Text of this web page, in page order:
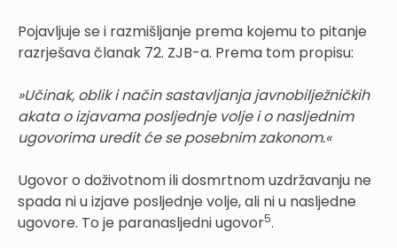
Pojavljuje se i razmišljanje prema kojemu to pitanje
razrješava članak 72. ZJB-a. Prema tom propisu:
»Učinak, oblik i način sastavljanja javnobilježničkih
akata o izjavama posljednje volje i o nasljednim
ugovorima uredit će se posebnim zakonom.«
Ugovor o doživotnom ili dosmrtnom uzdržavanju ne
spada ni u izjave posljednje volje, ali ni u nasljedne
ugovore. To je paranasljedni ugovor5.